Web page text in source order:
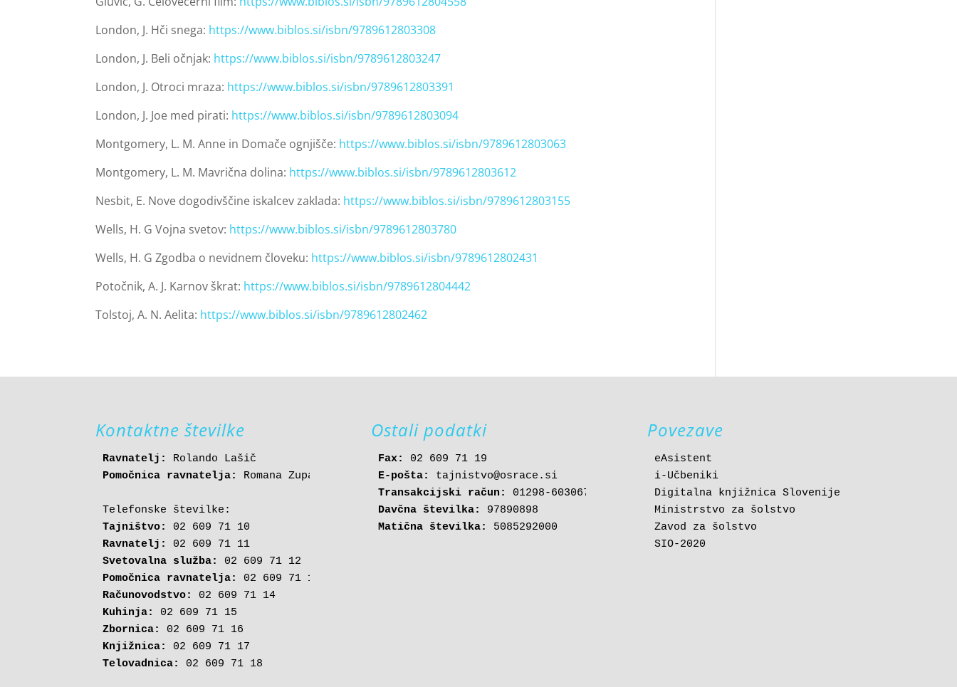
London, J. Hči snega: https://www.biblos.si/isbn/9789612803308
London, J. Beli očnjak: https://www.biblos.si/isbn/9789612803247
London, J. Otroci mraza: https://www.biblos.si/isbn/9789612803391
London, J. Joe med pirati: https://www.biblos.si/isbn/9789612803094
Montgomery, L. M. Anne in Domače ognjišče: https://www.biblos.si/isbn/9789612803063
Montgomery, L. M. Mavrična dolina: https://www.biblos.si/isbn/9789612803612
Nesbit, E. Nove dogodivščine iskalcev zaklada: https://www.biblos.si/isbn/9789612803155
Wells, H. G Vojna svetov: https://www.biblos.si/isbn/9789612803780
Wells, H. G Zgodba o nevidnem človeku: https://www.biblos.si/isbn/9789612802431
Potočnik, A. J. Karnov škrat: https://www.biblos.si/isbn/9789612804442
Tolstoj, A. N. Aelita: https://www.biblos.si/isbn/9789612802462
Kontaktne številke
Ravnatelj:
Pomočnica ravnatelja:
Romana Zupančič
Tajništvo:
Ravnatelj:
Svetovalna služba:
Pomočnica ravnatelja:
Računovodstvo:
Kuhinja:
Zbornica:
Knjižnica:
Telovadnica:
02 609 71 18
Ostali podatki
Fax:
E-pošta: tajnistvo@osrace.si
Transakcijski račun:
Davčna številka:
Matična številka:
5085292000
Povezave
eAsistent
i-Učbeniki
Digitalna knjižnica Slovenije
Ministrstvo za šolstvo
Zavod za šolstvo
SIO-2020